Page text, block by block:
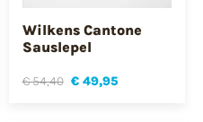
Wilkens Cantone
Sauslepel
€ 54,40 € 49,95